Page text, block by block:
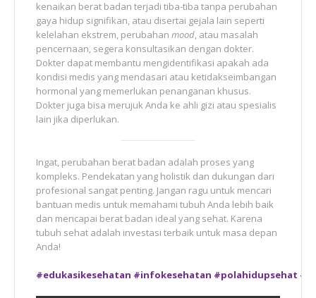
kenaikan berat badan terjadi tiba-tiba tanpa perubahan
gaya hidup signifikan, atau disertai gejala lain seperti
kelelahan ekstrem, perubahan mood, atau masalah
pencernaan, segera konsultasikan dengan dokter.
Dokter dapat membantu mengidentifikasi apakah ada
kondisi medis yang mendasari atau ketidakseimbangan
hormonal yang memerlukan penanganan khusus.
Dokter juga bisa merujuk Anda ke ahli gizi atau spesialis
lain jika diperlukan.
Ingat, perubahan berat badan adalah proses yang
kompleks. Pendekatan yang holistik dan dukungan dari
profesional sangat penting. Jangan ragu untuk mencari
bantuan medis untuk memahami tubuh Anda lebih baik
dan mencapai berat badan ideal yang sehat. Karena
tubuh sehat adalah investasi terbaik untuk masa depan
Anda!
#edukasikesehatan #infokesehatan #polahidupsehat